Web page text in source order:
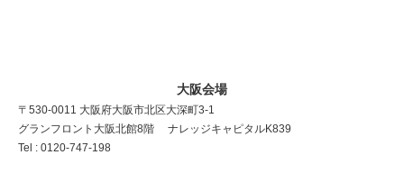
大阪会場
〒530-0011 大阪府大阪市北区大深町3-1
グランフロント大阪北館8階 ナレッジキャピタルK839
Tel : 0120-747-198